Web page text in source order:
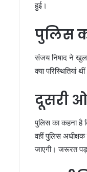
हुई।
पुलिस
संजय निषाद ने
क्या परिस्थितियां
दूसरी
पुलिस का कहना है
वहीं पुलिस
जाएगी। जरूरत